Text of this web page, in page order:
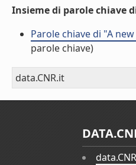
Insieme di parole chiave
Parole chiave di "A
parole chiave)
data.CNR.it